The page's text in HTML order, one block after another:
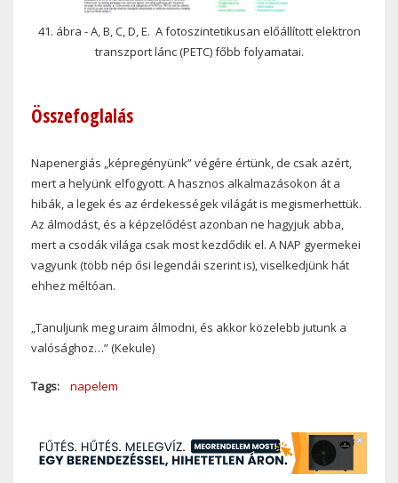
41. ábra - A, B, C, D, E. A fotoszintetikusan előállított elektron
transzport lánc (PETC) főbb folyamatai.
Összefoglalás
Napenergiás „képregényünk” végére értünk, de csak azért,
mert a helyünk elfogyott. A hasznos alkalmazásokon át a
hibák, a legek és az érdekességek világát is megismerhettük.
Az álmodást, és a képzelődést azonban ne hagyjuk abba,
mert a csodák világa csak most kezdődik el. A NAP gyermekei
vagyunk (több nép ősi legendái szerint is), viselkedjünk hát
ehhez méltóan.
„Tanuljunk meg uraim álmodni, és akkor közelebb jutunk a
valósághoz…” (Kekule)
Tags napelem